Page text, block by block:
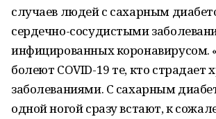
случаев людей с сахарным
сердечно-сосудистыми
инфицированных коронавирусом.
болеют COVID-19 те, кто страдает
заболеваниями. С сахарным
одной ногой сразу встают, к